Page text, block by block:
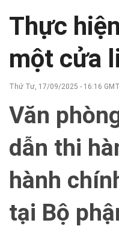
Thực
một cửa
Thứ Tư, 17/09/2025 - 16:16
Văn
dẫn thi
hành
tại Bộ